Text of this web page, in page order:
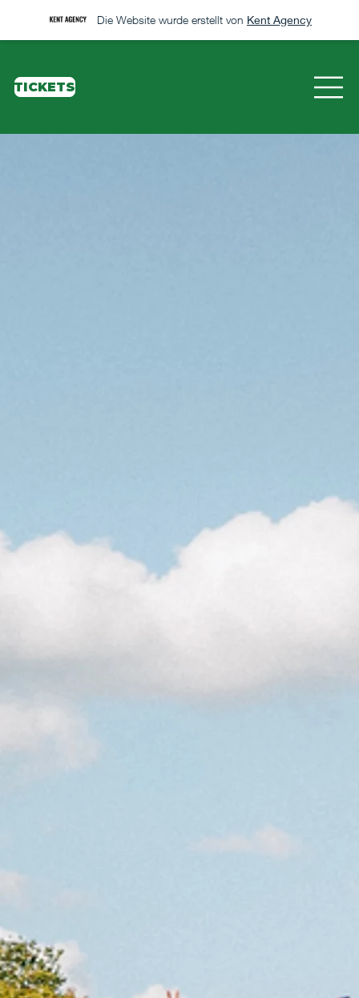
Die Website wurde erstellt von Kent Agency
TICKETS